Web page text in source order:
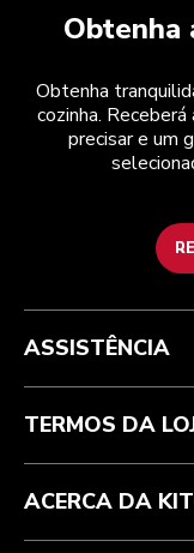
Obtenha
Obtenha
cozinha.
precisar e um
Health Check
Atendimento ao cliente
Acompanhar a sua
Garantia e documentos
Perguntas frequentes
Termos e condições
Envio e entrega
Devoluções e
Marca
ODR
A marca
A nossa história
ASSISTÊNCIA
TERMOS DA
ACERCA DA